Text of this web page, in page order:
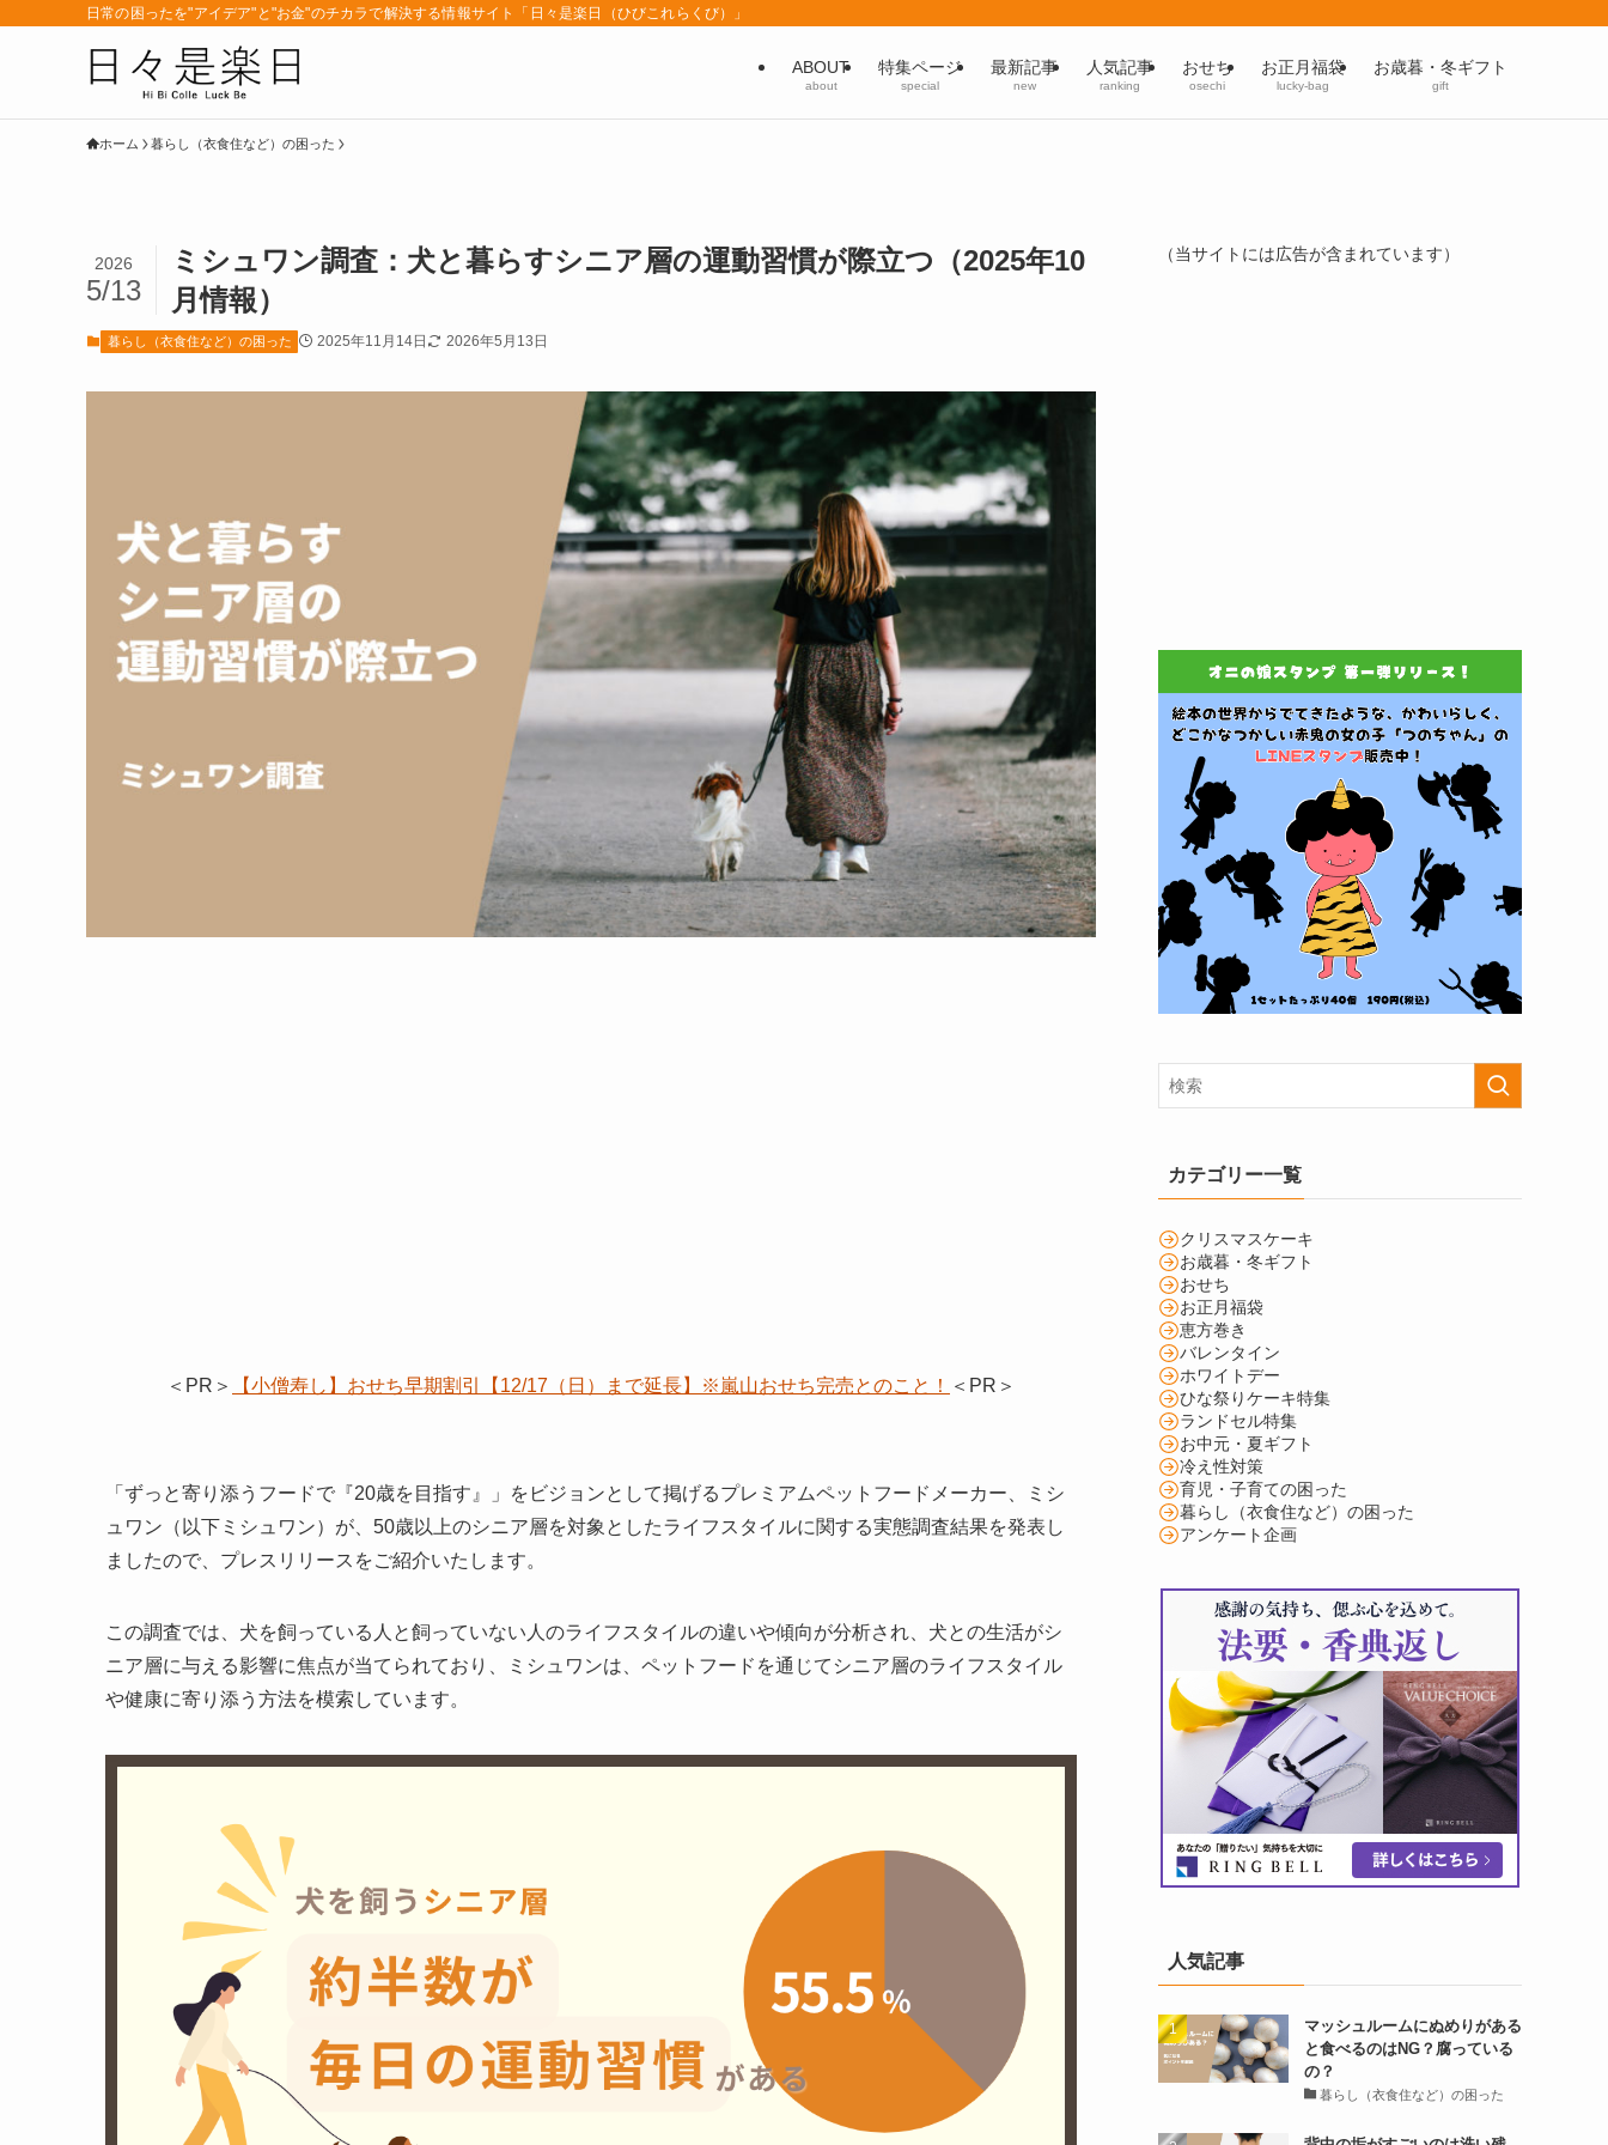
日常の困ったを"アイデア"と"お金"のチカラで解決する情報サイト「日々是楽日（ひびこれらくび）」
ABOUT
about
特集ページ
special
最新記事
new
人気記事
ranking
おせち
osechi
お正月福袋
lucky-bag
お歳暮・冬ギフト
gift
ホーム 暮らし（衣食住など）の困った
ミシュワン調査：犬と暮らすシニア層の運動習慣が際立つ（2025年10
月情報）
2026
5/13
暮らし（衣食住など）の困った 2025年11月14日 2026年5月13日
＜PR＞ 【小僧寿し】おせち早期割引【12/17（日）まで延長】※嵐山おせち完売とのこと！ ＜PR＞
「ずっと寄り添うフードで『20歳を目指す』」をビジョンとして掲げるプレミアムペットフードメーカー、ミシ
ュワン（以下ミシュワン）が、50歳以上のシニア層を対象としたライフスタイルに関する実態調査結果を発表し
ましたので、プレスリリースをご紹介いたします。
この調査では、犬を飼っている人と飼っていない人のライフスタイルの違いや傾向が分析され、犬との生活がシ
ニア層に与える影響に焦点が当てられており、ミシュワンは、ペットフードを通じてシニア層のライフスタイル
や健康に寄り添う方法を模索しています。
（当サイトには広告が含まれています）
カテゴリー一覧
クリスマスケーキ
お歳暮・冬ギフト
おせち
お正月福袋
恵方巻き
バレンタイン
ホワイトデー
ひな祭りケーキ特集
ランドセル特集
お中元・夏ギフト
冷え性対策
育児・子育ての困った
暮らし（衣食住など）の困った
アンケート企画
人気記事
マッシュルームにぬめりがある
と食べるのはNG？腐っている
の？
暮らし（衣食住など）の困った